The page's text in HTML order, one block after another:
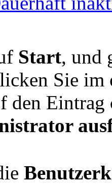
Start, und
Sie
den Eintrag